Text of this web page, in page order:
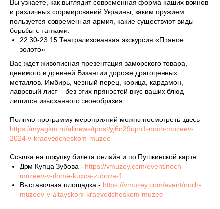
Вы узнаете, как выглядит современная форма наших воинов
и различных формирований Украины, каким оружием
пользуется современная армия, какие существуют виды
борьбы с танками.
22.30-23.15 Театрализованная экскурсия «Пряное
золото»
Вас ждет живописная презентация заморского товара,
ценимого в древней Византии дороже драгоценных
металлов. Имбирь, черный перец, корица, кардамон,
лавровый лист – без этих пряностей вкус ваших блюд
лишится изысканного своеобразия.
Полную программу мероприятий можно посмотреть здесь –
https://myagkm.ru/allnews/tpost/yj6n29upn1-noch-muzeev-
2024-v-kraevedcheskom-muzee
Ссылка на покупку билета онлайн и по Пушкинской карте:
Дом Купца Зубова - https://vmuzey.com/event/noch-
muzeev-v-dome-kupca-zubova-1
Выставочная площадка - https://vmuzey.com/event/noch-
muzeev-v-altayskom-kraevedcheskom-muzee